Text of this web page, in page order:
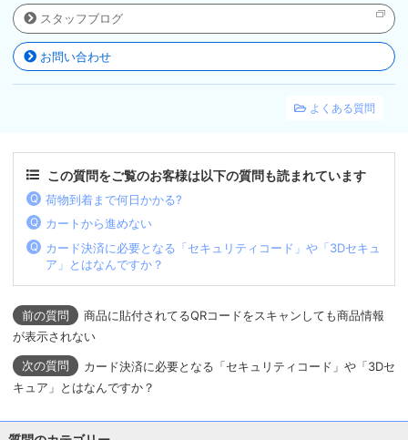
スタッフブログ
お問い合わせ
よくある質問
この質問をご覧のお客様は以下の質問も読まれています
荷物到着まで何日かかる?
カートから進めない
カード決済に必要となる「セキュリティコード」や「3Dセキュ
ア」とはなんですか？
商品に貼付されてるQRコードをスキャンしても商品情報
が表示されない
カード決済に必要となる「セキュリティコード」や「3Dセ
キュア」とはなんですか？